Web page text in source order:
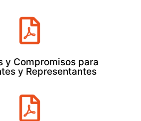
y Compromisos para
y Representantes